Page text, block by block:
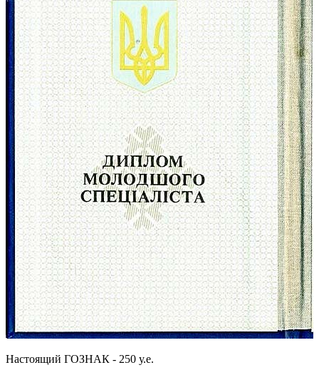
Настоящий ГОЗНАК - 250 у.е.